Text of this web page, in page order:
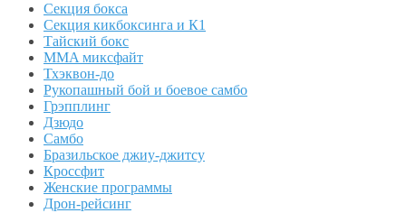
Секция бокса
Секция кикбоксинга и К1
Тайский бокс
MMA миксфайт
Тхэквон-до
Рукопашный бой и боевое самбо
Грэпплинг
Дзюдо
Самбо
Бразильское джиу-джитсу
Кроссфит
Женские программы
Дрон-рейсинг